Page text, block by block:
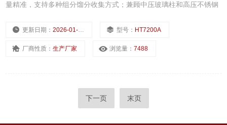
量精准，支持多种组分馏分收集方式；兼顾中压玻璃柱和高压不锈钢
白质生物大分子等活性成分的纯化制备。
更新日期：2026-01-14 型号： HT7200A
厂商性质：生产厂家 浏览量：7488
下一页 末页